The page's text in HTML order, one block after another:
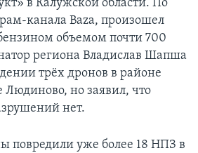
в Калужской области. По
канала Baza, произошел
объемом почти 700
региона Владислав Шапша
трёх дронов в районе
Людиново, но заявил, что
нет.
повредили уже более 18 НПЗ в